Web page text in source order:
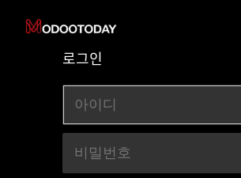
로그인